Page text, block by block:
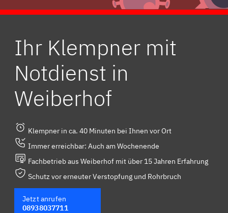
Ihr Klempner mit
Notdienst in
Weiberhof
Klempner in ca. 40 Minuten bei Ihnen vor Ort
Immer erreichbar: Auch am Wochenende
Fachbetrieb aus Weiberhof mit über 15 Jahren Erfahrung
Schutz vor erneuter Verstopfung und Rohrbruch
Jetzt anrufen
08938037711